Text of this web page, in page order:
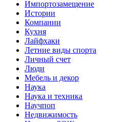
Импортозамещение
Истории
Компании
Кухня
Лайфхаки
Летние виды спорта
Личный счет
Люди
Мебель и декор
Наука
Наука и техника
Научпоп
Недвижимость